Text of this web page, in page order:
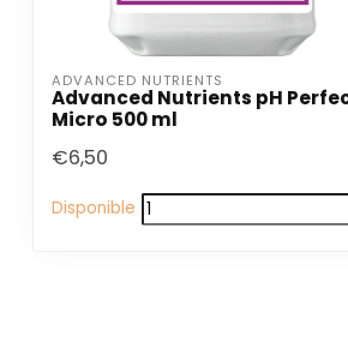
ADVANCED NUTRIENTS
Advanced Nutrients pH
Micro 500 ml
€6,50
Disponible